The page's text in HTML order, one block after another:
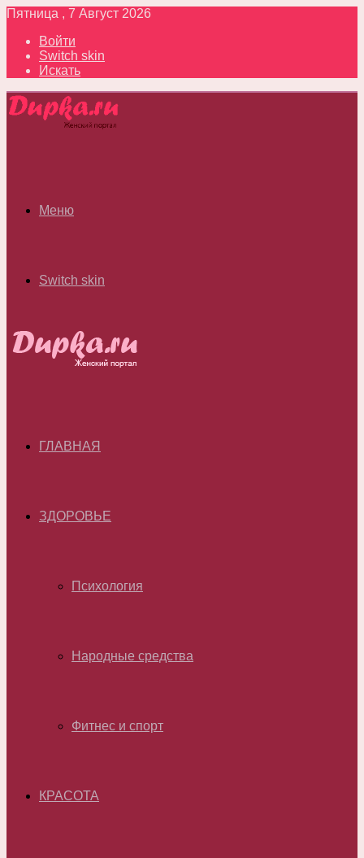
Пятница , 7 Август 2026
Войти
Switch skin
Искать
Меню
Switch skin
ГЛАВНАЯ
ЗДОРОВЬЕ
Психология
Народные средства
Фитнес и спорт
КРАСОТА